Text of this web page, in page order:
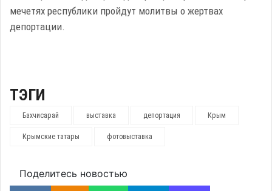
мечетях республики пройдут молитвы о жертвах
депортации.
ТЭГИ
Бахчисарай выставка депортация Крым
Крымские татары фотовыставка
Поделитесь новостью